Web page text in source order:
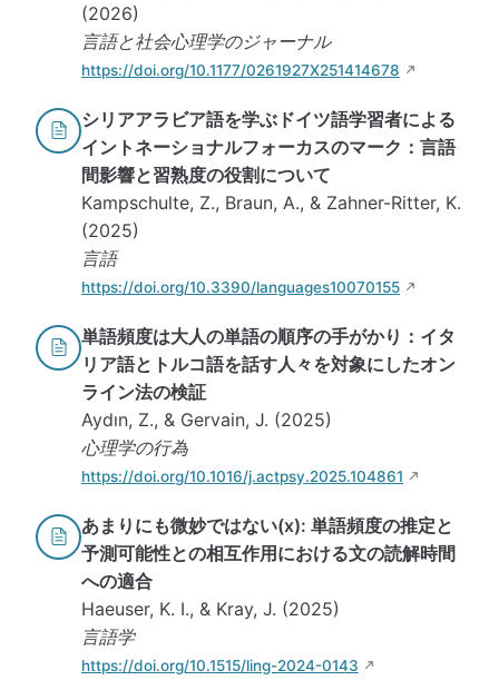
(2026)
言語と社会心理学のジャーナル
https://doi.org/10.1177/0261927X251414678
シリアアラビア語を学ぶドイツ語学習者による
イントネーショナルフォーカスのマーク：言語
間影響と習熟度の役割について
Kampschulte, Z., Braun, A., & Zahner-Ritter, K.
(2025)
言語
https://doi.org/10.3390/languages10070155
単語頻度は大人の単語の順序の手がかり：イタ
リア語とトルコ語を話す人々を対象にしたオン
ライン法の検証
Aydın, Z., & Gervain, J. (2025)
心理学の行為
https://doi.org/10.1016/j.actpsy.2025.104861
あまりにも微妙ではない(x): 単語頻度の推定と
予測可能性との相互作用における文の読解時間
への適合
Haeuser, K. I., & Kray, J. (2025)
言語学
https://doi.org/10.1515/ling-2024-0143